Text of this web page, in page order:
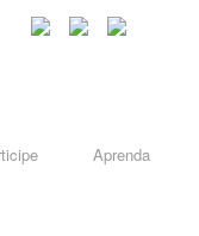
Aprenda